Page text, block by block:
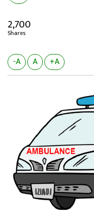
2,700
Shares
-A A +A